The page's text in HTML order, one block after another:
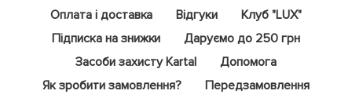
Оплата і доставка
Відгуки
Клуб "LUX"
Підписка на знижки
Даруємо до 250 грн
Засоби захисту Kartal
Допомога
Як зробити замовлення?
Передзамовлення